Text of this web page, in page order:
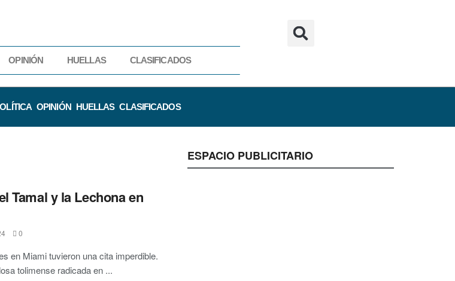
OPINIÓN HUELLAS CLASIFICADOS
OPINIÓN HUELLAS CLASIFICADOS
Tamal y la Lechona en
0
en Miami tuvieron una cita imperdible.
tolimense radicada en ...
ESPACIO PUBLICITARIO